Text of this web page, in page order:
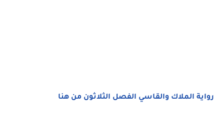
رواية الملاك والقاسي الفصل الثلاثون من هنا